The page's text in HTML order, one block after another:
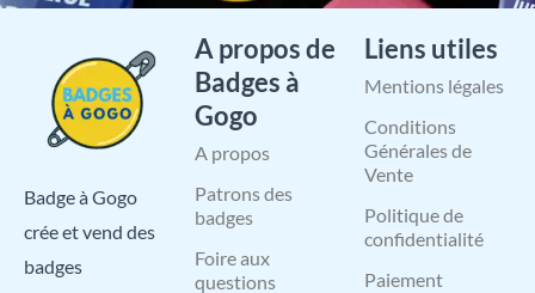
Badge à Gogo
crée et vend des
badges
A propos de
Badges à
Gogo
A propos
Patrons des
badges
Foire aux
questions
Liens utiles
Mentions légales
Conditions
Générales de
Vente
Politique de
confidentialité
Paiement